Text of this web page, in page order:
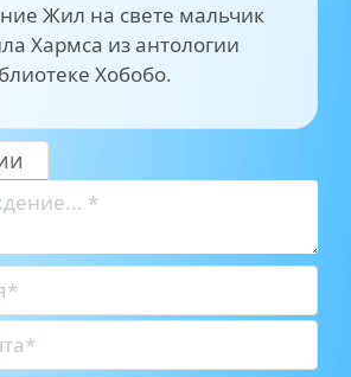
Жил на свете мальчик
Хармса из антологии
Хобобо.